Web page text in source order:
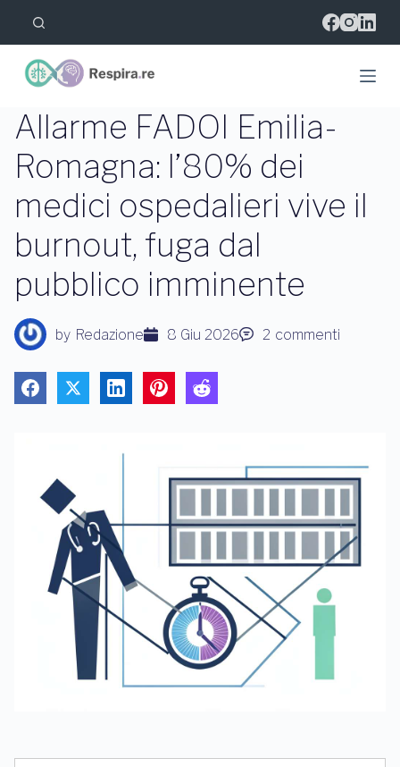
l
c
n
t
t
o
Allarme FADOI Emilia-
Romagna: l’80% dei
medici ospedalieri vive il
burnout, fuga dal
pubblico imminente
by Redazione 8 Giu 2026 2 commenti